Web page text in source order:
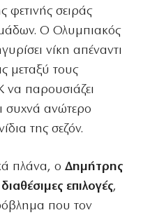
φετινής σειράς
Ο Ολυμπιακός
νίκη απέναντι
μεταξύ τους
να παρουσιάζει
συχνά ανώτερο
της σεζόν.
πλάνα, ο Δημήτρης
επιλογές,
που τον